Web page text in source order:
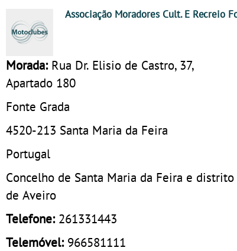
Associação Moradores Cult. E Recreio
Morada: Rua Dr. Elisio de Castro, 37,
Apartado 180
Fonte Grada
4520-213 Santa Maria da Feira
Portugal
Concelho de Santa Maria da Feira e distrito
de Aveiro
Telefone: 261331443
Telemóvel: 966581111